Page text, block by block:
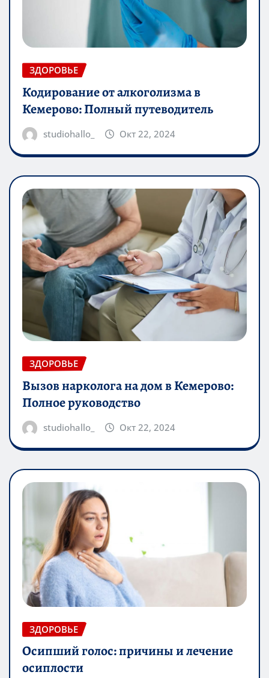
ЗДОРОВЬЕ
Кодирование от алкоголизма в
Кемерово: Полный путеводитель
studiohallo_ Окт 22, 2024
ЗДОРОВЬЕ
Вызов нарколога на дом в Кемерово:
Полное руководство
studiohallo_ Окт 22, 2024
ЗДОРОВЬЕ
Осипший голос: причины и лечение
осиплости